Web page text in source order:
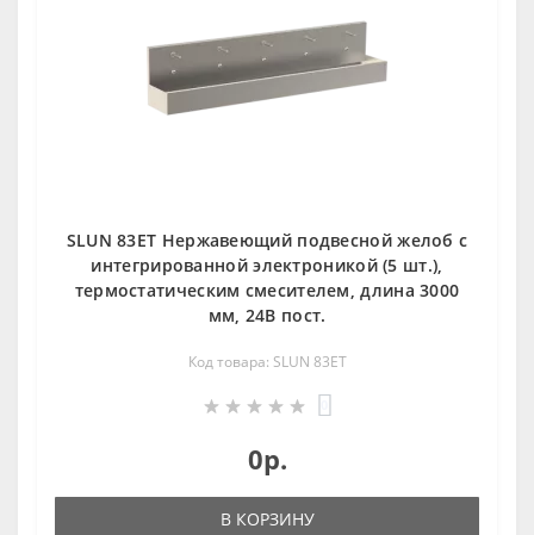
SLUN 83ET Нержавеющий подвесной желоб с
интегрированной электроникой (5 шт.),
термостатическим смесителем, длина 3000
мм, 24В пост.
Код товара: SLUN 83ET
0р.
В КОРЗИНУ